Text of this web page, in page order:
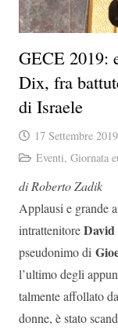
GECE 2019:
Dix, fra
di Israele
17 Settembre 2019
Eventi, Giornata
di Roberto Zadik
Applausi e grande
intrattenitore
pseudonimo di
l’ultimo degli
talmente affollato
donne, è stato